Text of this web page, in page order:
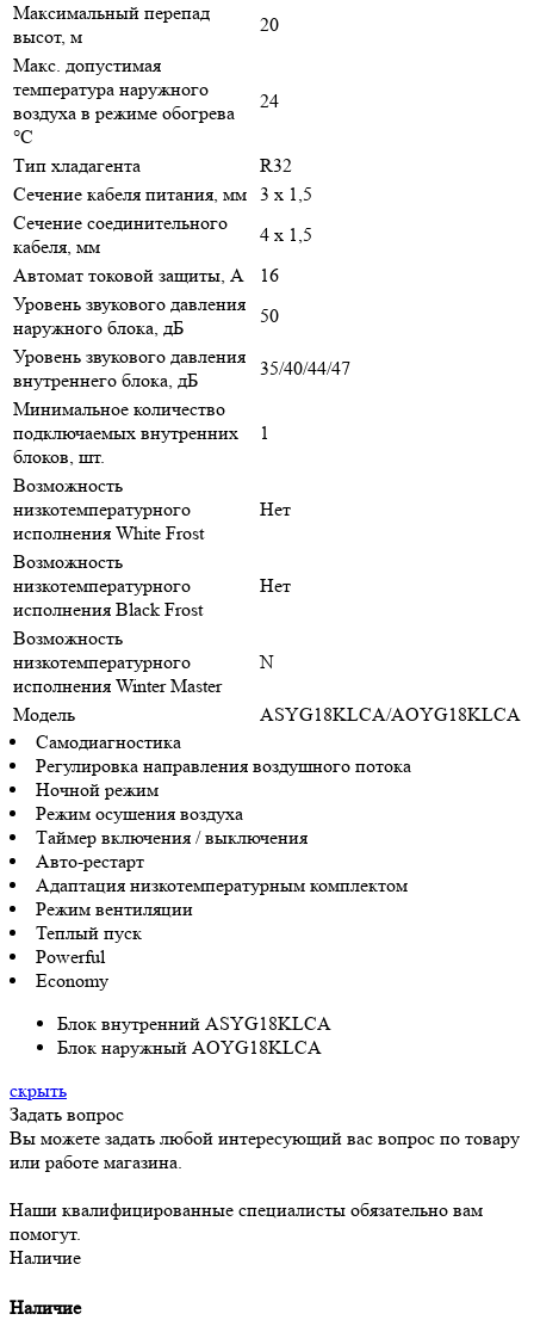
Максимальный перепад
высот, м
20
Макс. допустимая
температура наружного
воздуха в режиме обогрева
°С
24
Тип хладагента
R32
Сечение кабеля питания, мм 3 х 1,5
Сечение соединительного
кабеля, мм
4 х 1,5
Автомат токовой защиты, A
16
Уровень звукового давления
наружного блока, дБ
50
Уровень звукового давления
внутреннего блока, дБ
35/40/44/47
Минимальное количество
подключаемых внутренних
блоков, шт.
1
Возможность
низкотемпературного
исполнения White Frost
Нет
Возможность
низкотемпературного
исполнения Black Frost
Нет
Возможность
низкотемпературного
исполнения Winter Master
N
Модель
ASYG18KLCA/AOYG18KLCA
Самодиагностика
Регулировка направления воздушного потока
Ночной режим
Режим осушения воздуха
Таймер включения / выключения
Авто-рестарт
Адаптация низкотемпературным комплектом
Режим вентиляции
Теплый пуск
Powerful
Economy
Блок внутренний ASYG18KLCA
Блок наружный AOYG18KLCA
скрыть
Задать вопрос
Вы можете задать любой интересующий вас вопрос по товару
или работе магазина.
Наши квалифицированные специалисты обязательно вам
помогут.
Наличие
Наличие